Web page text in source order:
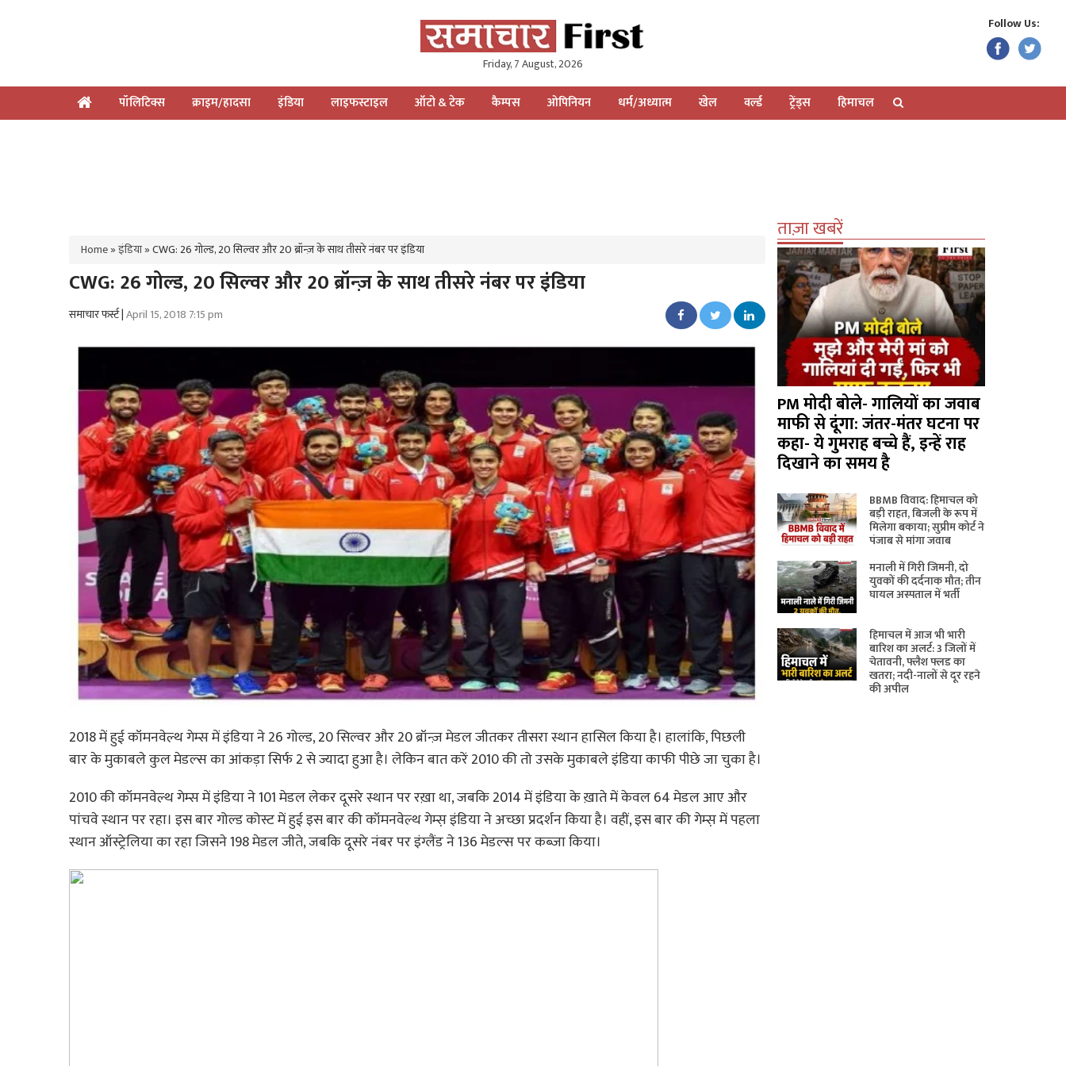
Friday, 7 August, 2026
Follow Us:
पॉलिटिक्स क्राइम/हादसा इंडिया लाइफस्टाइल ऑटो & टेक कैम्पस ओपिनियन धर्म/अध्यात्म खेल वर्ल्ड ट्रेंड्स हिमाचल
Home»इंडिया»CWG: 26 गोल्ड, 20 सिल्वर और 20 ब्रॉन्ज़ के साथ तीसरे नंबर पर इंडिया
CWG: 26 गोल्ड, 20 सिल्वर और 20 ब्रॉन्ज़ के साथ तीसरे नंबर पर इंडिया
समाचार फर्स्ट |April 15, 2018 7:15 pm
2018 में हुई कॉमनवेल्थ गेम्स में इंडिया ने 26 गोल्ड, 20 सिल्वर और 20 ब्रॉन्ज़ मेडल जीतकर तीसरा स्थान हासिल किया है। हालांकि, पिछली
बार के मुकाबले कुल मेडल्स का आंकड़ा सिर्फ 2 से ज्यादा हुआ है। लेकिन बात करें 2010 की तो उसके मुकाबले इंडिया काफी पीछे जा चुका है।
2010 की कॉमनवेल्थ गेम्स में इंडिया ने 101 मेडल लेकर दूसरे स्थान पर रख़ा था, जबकि 2014 में इंडिया के ख़ाते में केवल 64 मेडल आए और
पांचवे स्थान पर रहा। इस बार गोल्ड कोस्ट में हुई इस बार की कॉमनवेल्थ गेम्स़ इंडिया ने अच्छा प्रदर्शन किया है। वहीं, इस बार की गेम्स़ में पहला
स्थान ऑस्ट्रेलिया का रहा जिसने 198 मेडल जीते, जबकि दूसरे नंबर पर इंग्लैंड ने 136 मेडल्स पर कब्जा किया।
ताज़ा खबरें
PM मोदी बोले- गालियों का जवाब
माफी से दूंगा: जंतर-मंतर घटना पर
कहा- ये गुमराह बच्चे हैं, इन्हें राह
दिखाने का समय है
BBMB विवाद: हिमाचल को
बड़ी राहत, बिजली के रूप में
मिलेगा बकाया; सुप्रीम कोर्ट ने
पंजाब से मांगा जवाब
मनाली में गिरी जिमनी, दो
युवकों की दर्दनाक मौत; तीन
घायल अस्पताल में भर्ती
हिमाचल में आज भी भारी
बारिश का अलर्ट: 3 जिलों में
चेतावनी, फ्लैश फ्लड का
खतरा; नदी-नालों से दूर रहने
की अपील